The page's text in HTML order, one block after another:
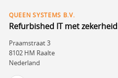
QUEEN SYSTEMS B.V.
Refurbished IT met zekerheid
Praamstraat 3
8102 HM Raalte
Nederland